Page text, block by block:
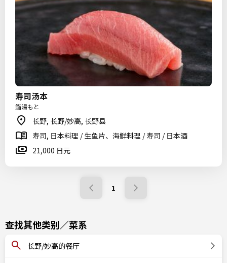
寿司汤本
鮨湯もと
长野, 长野/妙高, 长野县
寿司, 日本料理 / 生鱼片、海鲜料理 / 寿司 / 日本酒
21,000 日元
1
查找其他类别／菜系
长野/妙高的餐厅